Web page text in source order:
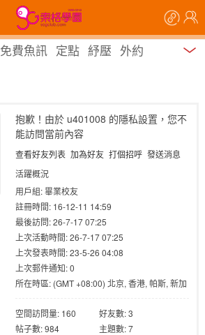
免費魚訊 定點 紓壓 外約
抱歉！由於 u401008 的隱私設置，您不
能訪問當前內容
查看好友列表 加為好友 打個招呼 發送消息
活躍概況
用戶組:畢業校友
註冊時間: 16-12-11 14:59
最後訪問: 26-7-17 07:25
上次活動時間: 26-7-17 07:25
上次發表時間: 23-5-26 04:08
上次郵件通知: 0
所在時區: (GMT +08:00) 北京, 香港, 帕斯, 新加
空間訪問量: 160
好友數: 3
帖子數: 984
主題數: 7